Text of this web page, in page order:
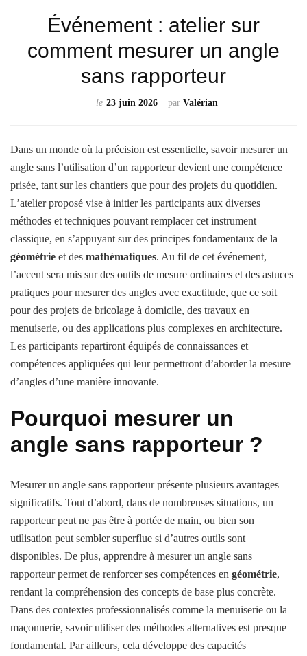
Événement : atelier sur
comment mesurer un angle
sans rapporteur
par Valérian
le 23 juin 2026
Dans un monde où la précision est essentielle, savoir mesurer un
angle sans l’utilisation d’un rapporteur devient une compétence
prisée, tant sur les chantiers que pour des projets du quotidien.
L’atelier proposé vise à initier les participants aux diverses
méthodes et techniques pouvant remplacer cet instrument
classique, en s’appuyant sur des principes fondamentaux de la
géométrie et des mathématiques. Au fil de cet événement,
l’accent sera mis sur des outils de mesure ordinaires et des astuces
pratiques pour mesurer des angles avec exactitude, que ce soit
pour des projets de bricolage à domicile, des travaux en
menuiserie, ou des applications plus complexes en architecture.
Les participants repartiront équipés de connaissances et
compétences appliquées qui leur permettront d’aborder la mesure
d’angles d’une manière innovante.
Pourquoi mesurer un
angle sans rapporteur ?
Mesurer un angle sans rapporteur présente plusieurs avantages
significatifs. Tout d’abord, dans de nombreuses situations, un
rapporteur peut ne pas être à portée de main, ou bien son
utilisation peut sembler superflue si d’autres outils sont
disponibles. De plus, apprendre à mesurer un angle sans
rapporteur permet de renforcer ses compétences en géométrie,
rendant la compréhension des concepts de base plus concrète.
Dans des contextes professionnalisés comme la menuiserie ou la
maçonnerie, savoir utiliser des méthodes alternatives est presque
fondamental. Par ailleurs, cela développe des capacités